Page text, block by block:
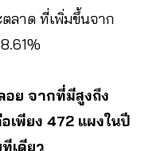
ลาด ที่เพิ่มขึ้นจาก
อย จากที่มีสูงถึง
เพียง 472 แผงในปี
เดียว